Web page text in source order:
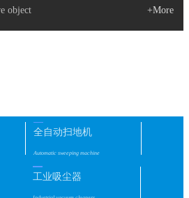
object +More
全自动扫地机
Automatic sweeping machine
工业吸尘器